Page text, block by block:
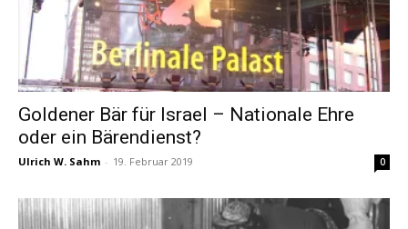
Goldener Bär für Israel – Nationale Ehre
oder ein Bärendienst?
Ulrich W. Sahm - 19. Februar 2019 0